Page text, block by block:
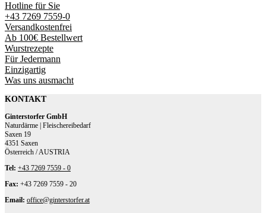
Hotline für Sie
+43 7269 7559-0
Versandkostenfrei
Ab 100€ Bestellwert
Wurstrezepte
Für Jedermann
Einzigartig
Was uns ausmacht
KONTAKT
Ginterstorfer GmbH
Naturdärme | Fleischereibedarf
Saxen 19
4351 Saxen
Österreich / AUSTRIA
Tel: +43 7269 7559 - 0
Fax: +43 7269 7559 - 20
Email: office@ginterstorfer.at